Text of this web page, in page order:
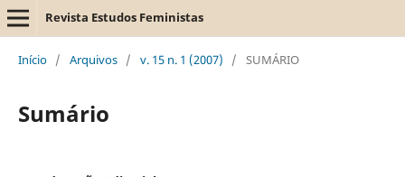
Revista Estudos Feministas
Início / Arquivos / v. 15 n. 1 (2007) / SUMÁRIO
Sumário